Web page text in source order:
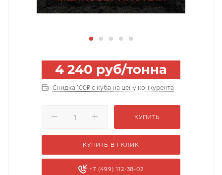
4 240 руб/тонна
Скидка 100₽ с куба на цену конкурента
КУПИТЬ
КУПИТЬ В 1 КЛИК
+7 (499) 112-38-02